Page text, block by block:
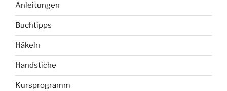
Anleitungen
Buchtipps
Häkeln
Handstiche
Kursprogramm